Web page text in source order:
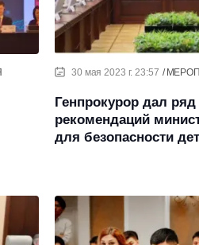
30 мая 2023 г. 23:57
Генпрокурор дал ряд
рекомендаций
для безопасности